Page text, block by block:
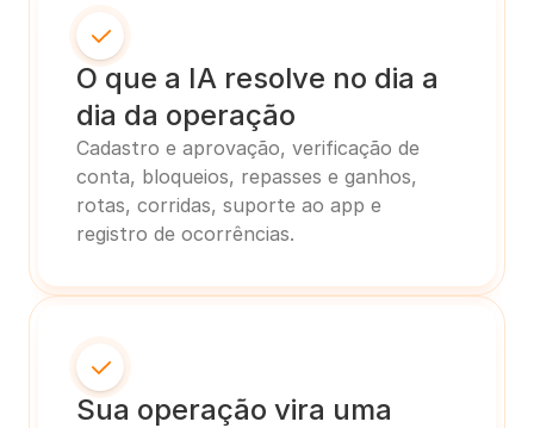
O que a IA resolve no dia a
dia da operação
Cadastro e aprovação, verificação de
conta, bloqueios, repasses e ganhos,
rotas, corridas, suporte ao app e
registro de ocorrências.
Sua operação vira uma